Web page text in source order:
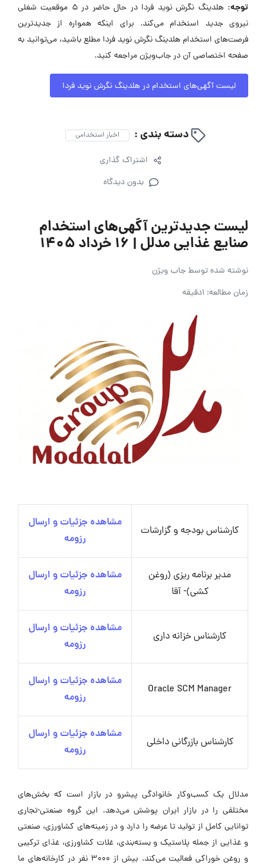
توجه:
هلدینگ نگرش نوید فردا در حال حاضر در ۵ موقعیت شغلی
نیروی جدید استخدام می‌کند. برای اینکه همواره از جدیدترین
فرصت‌های استخدام هلدینگ نگرش نوید فردا مطلع باشید، می‌توانید به
صفحه اختصاصی آن در جاب‌ویژن مراجعه کنید.
لیست آگهی‌های استخدام در هلدینگ نگرش نوید فردا
دسته بندی : اخبار استخدامی
اشتراک گذاری
بدون دیدگاه
لیست جدیدترین آگهی‌های استخدام
صنایع غذایی مدلل | ۱۶ خرداد ۱۴۰۵
نوشته شده توسطجاب ویژن
زمان مطالعه: 1دقیقه
کارشناس بودجه و گزارشات
مشاهده جزئیات و ارسال
رزومه
مدیر برنامه ریزی (روغن
کشی)- آقا
مشاهده جزئیات و ارسال
رزومه
کارشناس خزانه داری
مشاهده جزئیات و ارسال
رزومه
Oracle SCM Manager
مشاهده جزئیات و ارسال
رزومه
کارشناس بازرگانی داخلی
مشاهده جزئیات و ارسال
رزومه
مدلال یک کسب‌وکار خانوادگی پیشرو در بازار است که بخش‌های
مختلفی را در بازار ایران پوشش می‌دهد. این گروه صنعتی-تجاری
توانایی کامل از تولید تا عرضه را دارد و در زمینه‌های کشاورزی، صنعتی
و غذایی از جمله پلاستیک و بسته‌بندی، غلات کشاورزی، غذای ترکیبی
و روغن خوراکی فعالیت می‌کند. بیش از 3000 نفر در کارخانه‌های ما